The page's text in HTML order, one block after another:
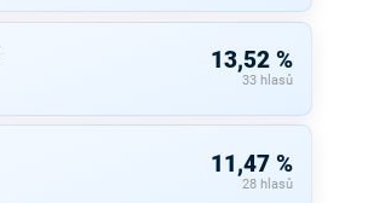
13,52 %
33 hlasů
11,47 %
28 hlasů